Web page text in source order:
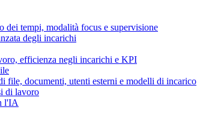
tempi, modalità focus e supervisione
degli incarichi
efficienza negli incarichi e KPI
file, documenti, utenti esterni e modelli di incarico
di lavoro
l'IA